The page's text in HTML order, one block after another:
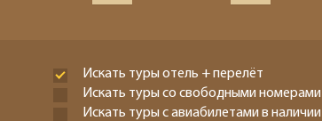
Искать туры отель + перелёт
Искать туры со свободными номерами
Искать туры с авиабилетами в наличии